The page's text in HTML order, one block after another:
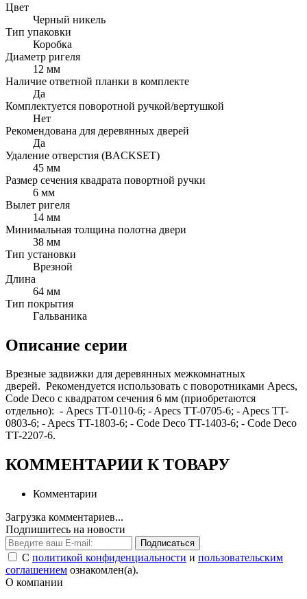
Цвет
Черный никель
Тип упаковки
Коробка
Диаметр ригеля
12 мм
Наличие ответной планки в комплекте
Да
Комплектуется поворотной ручкой/вертушкой
Нет
Рекомендована для деревянных дверей
Да
Удаление отверстия (BACKSET)
45 мм
Размер сечения квадрата повортной ручки
6 мм
Вылет ригеля
14 мм
Минимальная толщина полотна двери
38 мм
Тип установки
Врезной
Длина
64 мм
Тип покрытия
Гальваника
Описание серии
Врезные задвижки для деревянных межкомнатных
дверей. Рекомендуется использовать с поворотниками Apecs,
Code Deco с квадратом сечения 6 мм (приобретаются
отдельно): - Apecs TT-0110-6; - Apecs TT-0705-6; - Apecs TT-
0803-6; - Apecs TT-1803-6; - Code Deco TT-1403-6; - Code Deco
TT-2207-6.
КОММЕНТАРИИ К ТОВАРУ
Комментарии
Загрузка комментариев...
Подпишитесь на новости
Подписаться
С политикой конфиденциальности и пользовательским
соглашением ознакомлен(а).
О компании